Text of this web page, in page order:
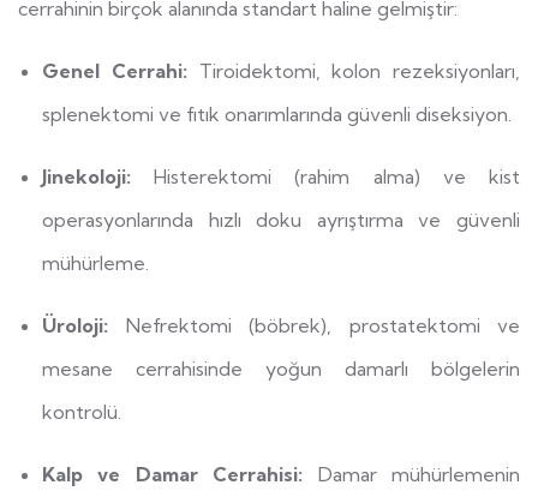
cerrahinin birçok alanında standart haline gelmiştir:
Genel Cerrahi: Tiroidektomi, kolon rezeksiyonları,
splenektomi ve fıtık onarımlarında güvenli diseksiyon.
Jinekoloji: Histerektomi (rahim alma) ve kist
operasyonlarında hızlı doku ayrıştırma ve güvenli
mühürleme.
Üroloji: Nefrektomi (böbrek), prostatektomi ve
mesane cerrahisinde yoğun damarlı bölgelerin
kontrolü.
Kalp ve Damar Cerrahisi: Damar mühürlemenin